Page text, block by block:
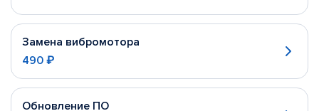
Замена вибромотора
490 ₽
Обновление ПО